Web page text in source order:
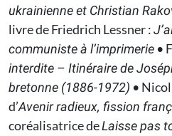
ukrainienne et Christian
livre de Friedrich Lessner :
communiste à l’imprimerie •
interdite – Itinéraire de
bretonne (1886-1972) •
d’Avenir radieux, fission
coréalisatrice deLaisse pas